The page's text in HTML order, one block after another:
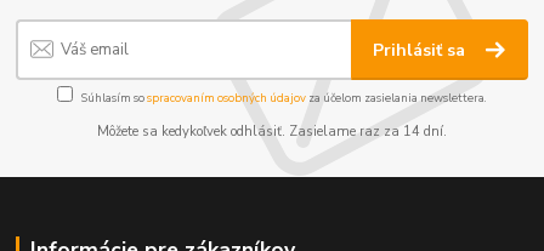
Prihlásiť sa
Súhlasím sospracovaním osobných údajov za účelom zasielania newslettera.
Môžete sa kedykoľvek odhlásiť. Zasielame raz za 14 dní.